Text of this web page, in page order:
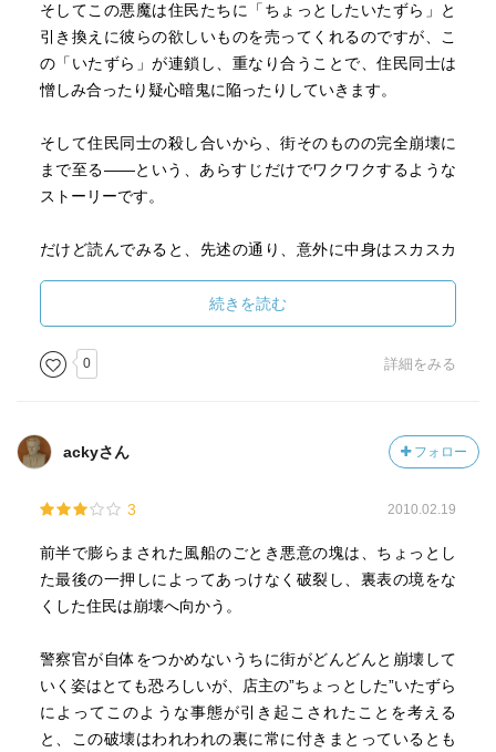
そしてこの悪魔は住民たちに「ちょっとしたいたずら」と
引き換えに彼らの欲しいものを売ってくれるのですが、こ
の「いたずら」が連鎖し、重なり合うことで、住民同士は
憎しみ合ったり疑心暗鬼に陥ったりしていきます。
そして住民同士の殺し合いから、街そのものの完全崩壊に
まで至る――という、あらすじだけでワクワクするような
ストーリーです。
だけど読んでみると、先述の通り、意外に中身はスカスカ
たぶん答えは意外と簡単です。悪魔が街にやってきて、そ
の街が崩壊するというストーリーが、何のひねりもなくス
トレートに描かれているからです。
だって、文庫版の裏表紙にあらすじが書いてあって、本当
の物語はそのあらすじの通りに進むだけなんですもの。で
ても気になる！ というワクワク感はどうしても少ない。
「面白いけど、それだけ」といった趣です。
また理由はもうひとつあって、悪魔がキャッスルロックの
「ちょっとした」というレベルではないのです。脅迫状を
届けたり、ペットを殺したり、嫌がらせの紙を家中に貼っ
たり、車を壊しまくったりと、いたずらどころかあからさ
まな犯罪行為ばかり。
続きを読む
0 詳細をみる
ackyさん フォロー
3 2010.02.19
前半で膨らまされた風船のごとき悪意の塊は、ちょっとし
た最後の一押しによってあっけなく破裂し、裏表の境をな
くした住民は崩壊へ向かう。
警察官が自体をつかめないうちに街がどんどんと崩壊して
いく姿はとても恐ろしいが、店主の”ちょっとした”いたずら
によってこのような事態が引き起こされたことを考える
と、この破壊はわれわれの裏に常に付きまとっているとも